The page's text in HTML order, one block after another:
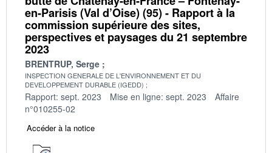
en-Parisis (Val d’Oise) (95) - Rapport à la
commission supérieure des sites,
perspectives et paysages du 21 septembre
2023
BRENTRUP, Serge
INSPECTION GENERALE DE L'ENVIRONNEMENT ET DU
DEVELOPPEMENT DURABLE (IGEDD)
Rapport: sept. 2023 Mise en ligne: sept. 2023
Affaire
n°010255-02
Accéder à la notice